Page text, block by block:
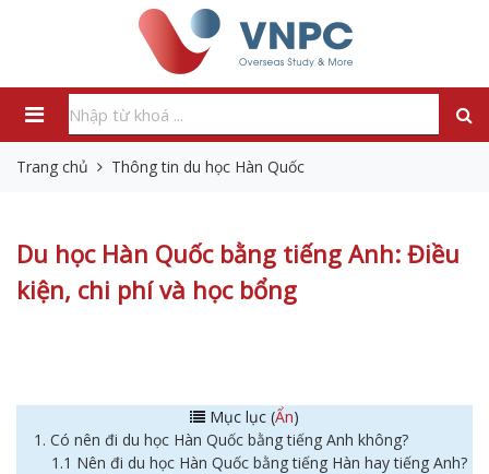
Trang chủ Thông tin du học Hàn Quốc
Du học Hàn Quốc bằng tiếng Anh: Điều
kiện, chi phí và học bổng
Mục lục (Ẩn)
1. Có nên đi du học Hàn Quốc bằng tiếng Anh không?
1.1 Nên đi du học Hàn Quốc bằng tiếng Hàn hay tiếng Anh?